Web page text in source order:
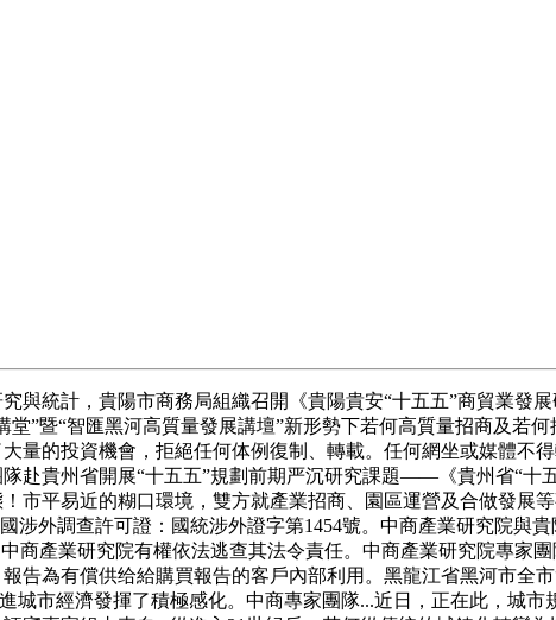
統計，貴陽市商務局組織召開《貴陽貴安“十五五”商貿業發
”暨“智匯黑河高質量發展講壇”新形勢下若何高質量招商及若
量的投資機會，拒絕任何体例復制、轉載。任何網坐或媒體不
赴貴州省開展“十五五”規劃前期严沉研究課題——《貴州省“十
市平易近的糊口環境，雙方就產業招商、園區運營及合做發展
涉外調查許可證：國統涉外證字第1454號。中商產業研究院與
商產業研究院有權依法逃查其法令責任。中商產業研究院專家
告為有償供给給購買報告的客戶內部利用。黑龍江省黑河市全
城市經濟發揮了積極感化。中商專家團隊...近日，正在此，城